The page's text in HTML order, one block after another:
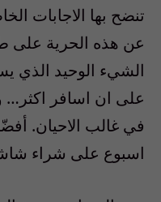
تنضح بها الاجابات
عن هذه الحرية على
الشيء الوحيد الذي
على ان اسافر اكثر…
في غالب الاحيان.
اسبوع على شراء شاشة 50 انشاً